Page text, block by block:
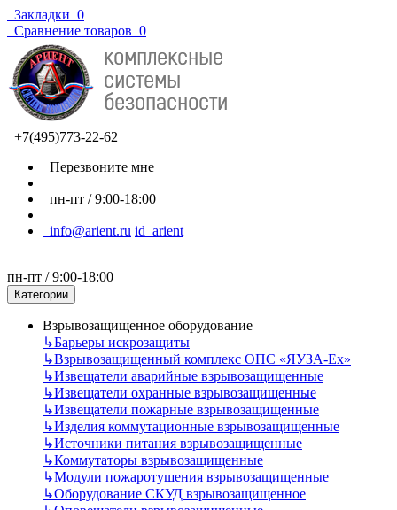
Закладки 0
Сравнение товаров 0
+7(495)773-22-62
Перезвоните мне
пн-пт / 9:00-18:00
info@arient.ru id_arient
пн-пт / 9:00-18:00
Категории
Взрывозащищенное оборудование
↳Барьеры искрозащиты
↳Взрывозащищенный комплекс ОПС «ЯУЗА-Ех»
↳Извещатели аварийные взрывозащищенные
↳Извещатели охранные взрывозащищенные
↳Извещатели пожарные взрывозащищенные
↳Изделия коммутационные взрывозащищенные
↳Источники питания взрывозащищенные
↳Коммутаторы взрывозащищенные
↳Модули пожаротушения взрывозащищенные
↳Оборудование СКУД взрывозащищенное